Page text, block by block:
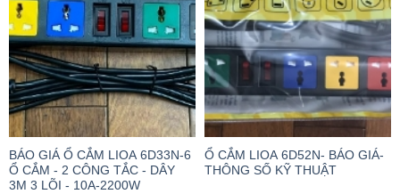
BÁO GIÁ Ổ CẮM LIOA 6D33N-6
Ổ CẮM - 2 CÔNG TẮC - DÂY
3M 3 LÕI - 10A-2200W
Ổ CẮM LIOA 6D52N- BÁO GIÁ-
THÔNG SỐ KỸ THUẬT